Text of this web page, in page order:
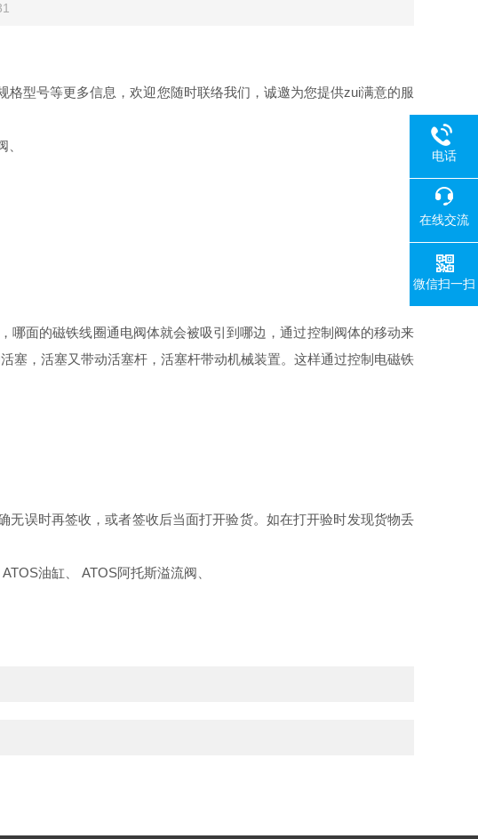
型号等更多信息，欢迎您随时联络我们，诚邀为您提供zui满意的服
哪面的磁铁线圈通电阀体就会被吸引到哪边，通过控制阀体的移动来
塞，活塞又带动活塞杆，活塞杆带动机械装置。这样通过控制电磁铁
误时再签收，或者签收后当面打开验货。如在打开验时发现货物丢
油缸、 ATOS阿托斯溢流阀、
电话
在线交流
微信扫一扫